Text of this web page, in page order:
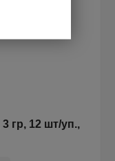
гр, 12 шт/уп.,